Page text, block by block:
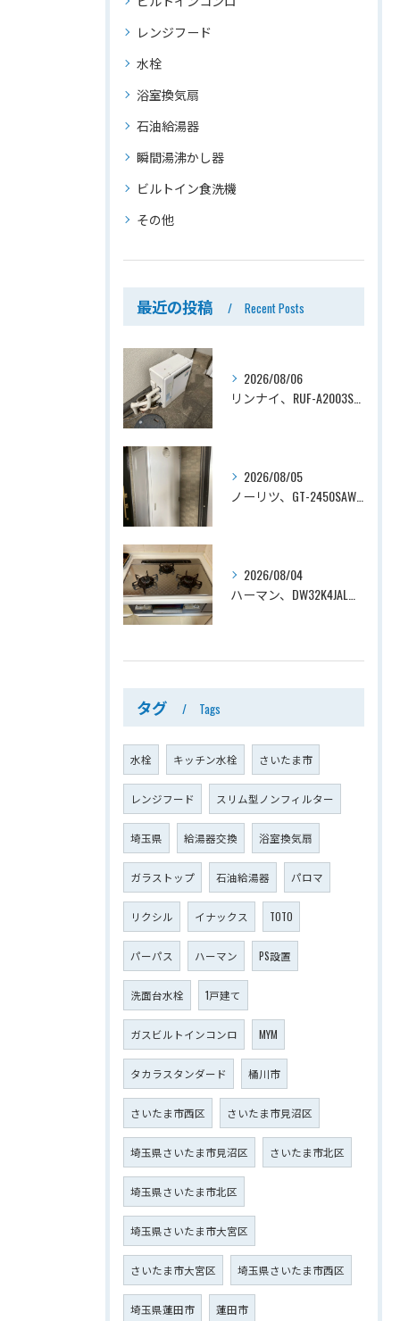
レンジフード
水栓
浴室換気扇
石油給湯器
瞬間湯沸かし器
ビルトイン食洗機
その他
最近の投稿 Recent Posts
2026/08/06
2026/08/05
2026/08/04
タグ Tags
水栓 キッチン水栓 さいたま市
レンジフード スリム型ノンフィルター
埼玉県 給湯器交換 浴室換気扇
ガラストップ 石油給湯器 パロマ
リクシル イナックス TOTO
パーパス ハーマン PS設置
洗面台水栓 1戸建て
ガスビルトインコンロ MYM
タカラスタンダード 桶川市
さいたま市西区 さいたま市見沼区
埼玉県さいたま市見沼区 さいたま市北区
埼玉県さいたま市北区
埼玉県さいたま市大宮区
さいたま市大宮区 埼玉県さいたま市西区
埼玉県蓮田市 蓮田市